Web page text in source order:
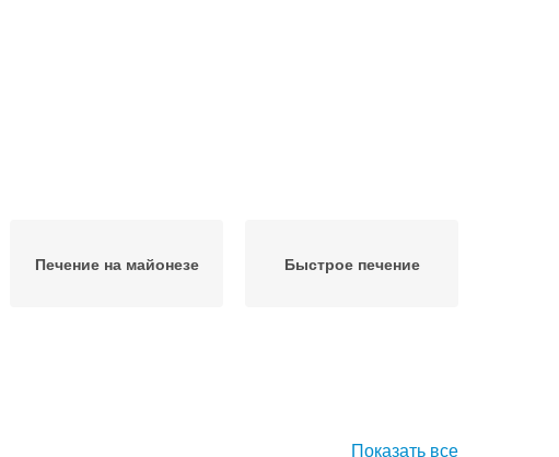
Печение на майонезе Быстрое печение
Показать все